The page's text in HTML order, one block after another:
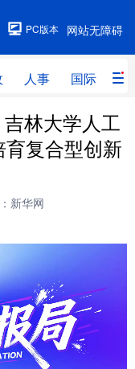
网站无障碍
PC版本
人事 国际 财
人事
港澳
政务
汽车
数字经济
林大学人工
复合型创新
新华网